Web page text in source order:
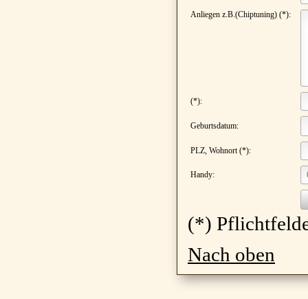
Anliegen z.B.(Chiptuning) (*):
(*):
Geburtsdatum:
PLZ, Wohnort (*):
Handy:
(*)
Nach oben